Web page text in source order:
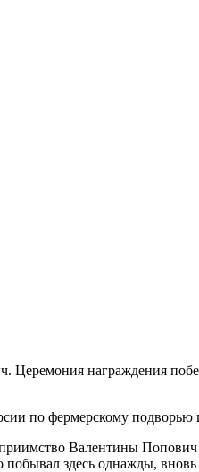
награждения
по фермерскому подворью
Валентины
побывал здесь однажды,